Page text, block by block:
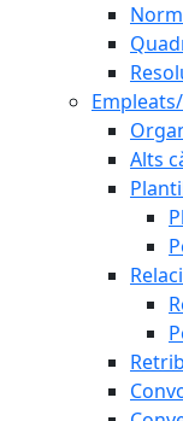
Alts